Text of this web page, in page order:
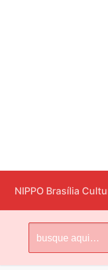
para
o
conteúdo
NIPPO Brasília
por: